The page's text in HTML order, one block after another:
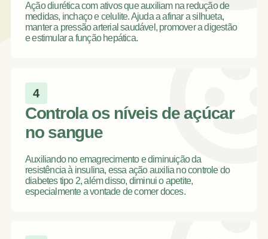
Ação diurética com ativos que auxiliam na redução de
medidas, inchaço e celulite. Ajuda a afinar a silhueta,
manter a pressão arterial saudável, promover a digestão
e estimular a função hepática.
4
Controla os níveis de açúcar
no sangue
Auxiliando no emagrecimento e diminuição da
resistência à insulina, essa ação auxilia no controle do
diabetes tipo 2, além disso, diminui o apetite,
especialmente a vontade de comer doces.